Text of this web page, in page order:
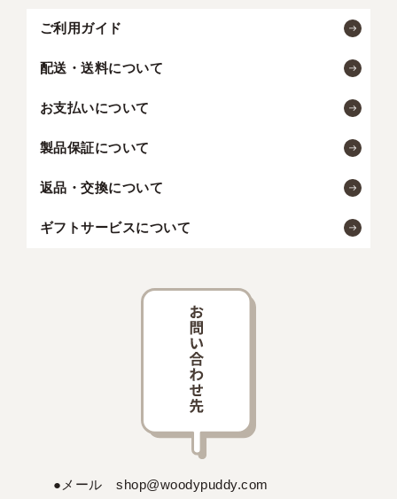
ご利用ガイド
配送・送料について
お支払いについて
製品保証について
返品・交換について
ギフトサービスについて
●メール shop@woodypuddy.com